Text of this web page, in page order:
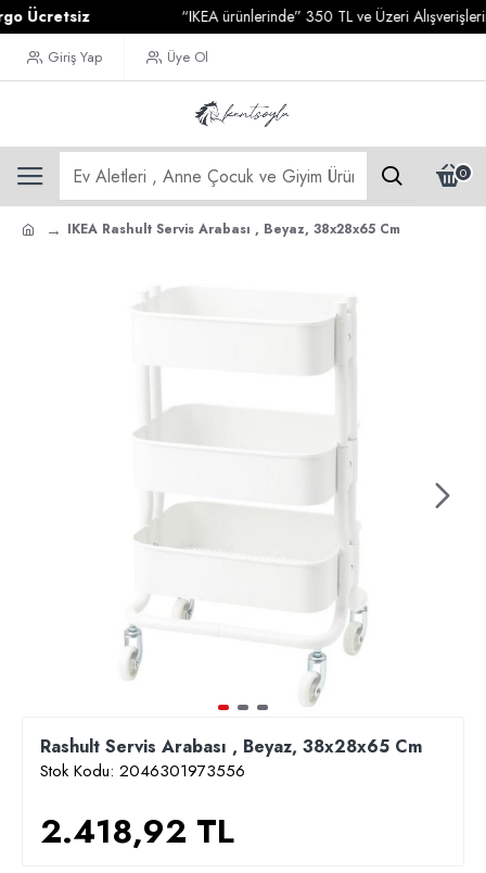
“IKEA ürünlerinde” 350 TL ve Üzeri
Giriş Yap Üye Ol
0
IKEA Rashult Servis Arabası , Beyaz, 38x28x65 Cm
Rashult Servis Arabası , Beyaz, 38x28x65 Cm
Stok Kodu: 2046301973556
2.418,92 TL